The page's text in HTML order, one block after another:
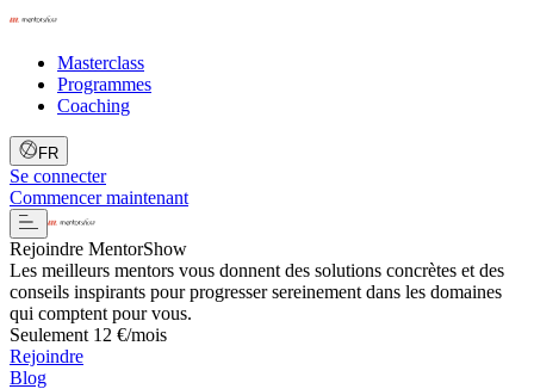
Masterclass
Programmes
Coaching
FR
Se connecter
Commencer maintenant
Rejoindre MentorShow
Les meilleurs mentors vous donnent des solutions concrètes et des
conseils inspirants pour progresser sereinement dans les domaines
qui comptent pour vous.
Seulement 12 €/mois
Rejoindre
Blog